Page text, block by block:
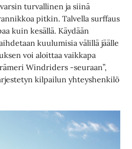
turvallinen ja siinä
pitkin. Talvella surffaus
kuin kesällä. Käydään
kuulumisia välillä jäälle
voi aloittaa vaikkapa
Windriders -seuraan”,
kilpailun yhteyshenkilö